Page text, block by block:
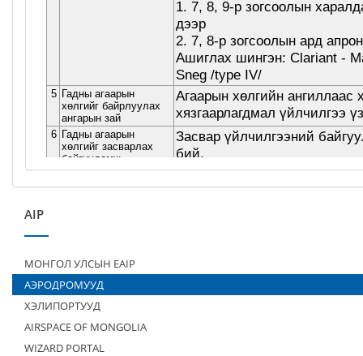
AIP
МОНГОЛ УЛСЫН EAIP
АЭРОДРОМУУД
ХЭЛИПОРТУУД
AIRSPACE OF MONGOLIA
WIZARD PORTAL